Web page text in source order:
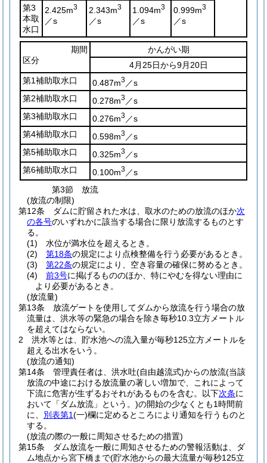
第3
本取
水口
2.425m3
／s
2.343m3
／s
1.094m3
／s
0.999m3
／s
期間
区分
かんがい期
4月25日から9月20日
第1補助取水口
0.487m3 ／s
第2補助取水口
0.278m3 ／s
第3補助取水口
0.276m3 ／s
第4補助取水口
0.598m3 ／s
第5補助取水口
0.325m3 ／s
第6補助取水口
0.100m3 ／s
第3節
放流
(放流の制限)
第12条
ダムに貯留された水は、取水のための放流のほか次
の各号のいずれかに該当する場合に限り放流するものとす
る。
(1)
水位が満水位を超えるとき。
(2)
第18条の規定により点検整備を行う必要があるとき。
(3)
第22条の規定により、空き容量の確保に努めるとき。
(4)
前3号に掲げるもののほか、特にやむを得ない理由に
より必要があるとき。
(放流量)
第13条
放流ゲートを使用してダムから放流を行う場合の放
流量は、洪水等の緊急の場合を除き毎秒10.3立方メートル
を超えてはならない。
2
洪水等とは、貯水池への流入量が毎秒125立方メートルを
超える出水をいう。
(放流の通知)
第14条
管理責任者は、洪水吐(自由越流式)からの放流(当該
放流の中途における放流量の著しい増加で、これによって
下流に危害が生ずるおそれがあるものを含む。以下次条に
おいて「ダム放流」という。)の開始の少なくとも1時間前
に、 別表第1(一)欄に定めるところにより通知を行うものと
する。
(放流の際の一般に周知させるための措置)
第15条
ダム放流を一般に周知させるための警報活動は、ダ
ム地点から宮下橋まで(貯水池からの最大流量が毎秒125立